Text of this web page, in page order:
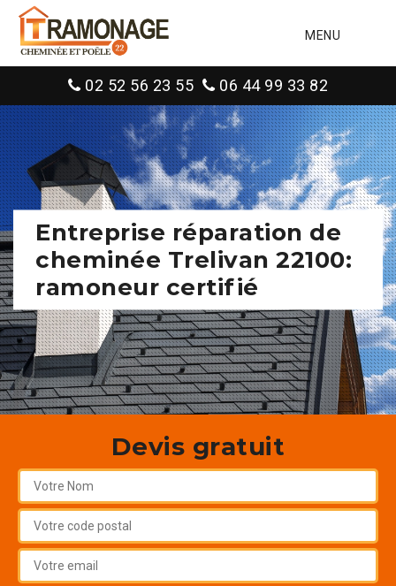
MENU
02 52 56 23 55 06 44 99 33 82
Entreprise réparation de
cheminée Trelivan 22100:
ramoneur certifié
Devis gratuit